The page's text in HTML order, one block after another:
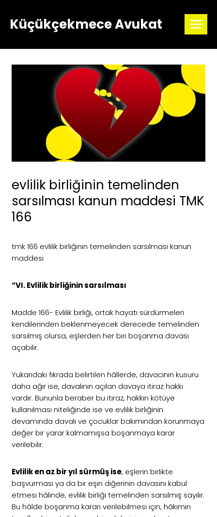
content
Küçükçekmece Avukat
evlilik birliğinin temelinden
sarsılması kanun maddesi TMK
166
tmk 166 evlilik birliğinin temelinden sarsılması kanun
maddesi
“VI. Evlilik birliğinin sarsılması
Madde 166- Evlilik birliği, ortak hayatı sürdürmeleri
kendilerinden beklenmeyecek derecede temelinden
sarsılmış olursa, eşlerden her biri boşanma davası
açabilir.
Yukarıdaki fıkrada belirtilen hâllerde, davacının kusuru
daha ağır ise, davalının açılan davaya itiraz hakkı
vardır. Bununla beraber bu itiraz, hakkın kötüye
kullanılması niteliğinde ise ve evlilik birliğinin
devamında davalı ve çocuklar bakımından korunmaya
değer bir yarar kalmamışsa boşanmaya karar
verilebilir.
Evlilik en az bir yıl sürmüş ise, eşlerin birlikte
başvurması ya da bir eşin diğerinin davasını kabul
etmesi hâlinde, evlilik birliği temelinden sarsılmış sayılır.
Bu hâlde boşanma kararı verilebilmesi için, hâkimin